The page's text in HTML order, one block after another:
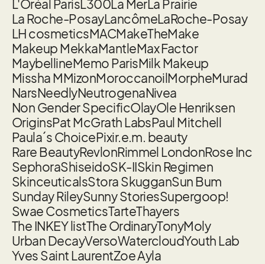
L'Oréal ParisL300La MerLa Prairie
La Roche-PosayLancômeLaRoche-Posay
LH cosmeticsMACMakeTheMake
Makeup MekkaMantleMax Factor
MaybellineMemo ParisMilk Makeup
Missha MMizonMoroccanoilMorpheMurad
NarsNeedlyNeutrogenaNivea
Non Gender SpecificOlayOle Henriksen
OriginsPat McGrath LabsPaul Mitchell
Paula´s ChoicePixir.e.m. beauty
Rare BeautyRevlonRimmel LondonRose Inc
SephoraShiseidoSK-IISkin Regimen
SkinceuticalsStora SkugganSun Bum
Sunday RileySunny StoriesSupergoop!
Swae CosmeticsTarteThayers
The INKEY listThe OrdinaryTonyMoly
Urban DecayVersoWatercloudYouth Lab
Yves Saint LaurentZoe Ayla